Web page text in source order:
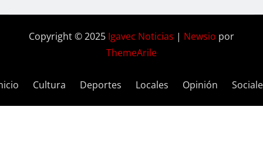
Copyright © 2025 Igavec Noticias | Newsio por
ThemeArile
Cultura Deportes Locales Opinión